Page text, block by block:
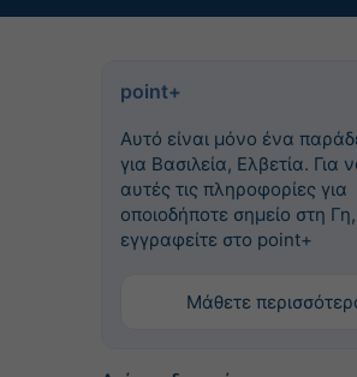
point+
Αυτό είναι μόνο ένα
για Βασιλεία, Ελβετία. Για
αυτές τις πληροφορίες για
οποιοδήποτε σημείο στη Γη,
εγγραφείτε στο point+
Μάθετε